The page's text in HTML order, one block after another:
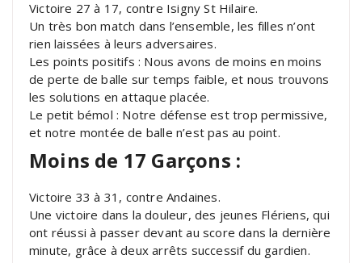
Victoire 27 à 17, contre Isigny St Hilaire.
Un très bon match dans l’ensemble, les filles n’ont
rien laissées à leurs adversaires.
Les points positifs : Nous avons de moins en moins
de perte de balle sur temps faible, et nous trouvons
les solutions en attaque placée.
Le petit bémol : Notre défense est trop permissive,
et notre montée de balle n’est pas au point.
Moins de 17 Garçons :
Victoire 33 à 31, contre Andaines.
Une victoire dans la douleur, des jeunes Flériens, qui
ont réussi à passer devant au score dans la dernière
minute, grâce à deux arrêts successif du gardien.